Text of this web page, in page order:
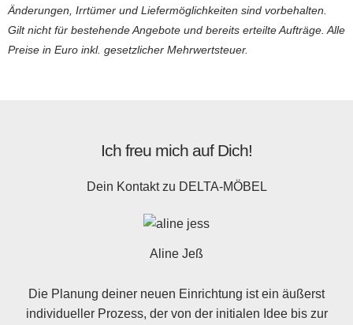
Änderungen, Irrtümer und Liefermöglichkeiten sind vorbehalten.
Gilt nicht für bestehende Angebote und bereits erteilte Aufträge. Alle
Preise in Euro inkl. gesetzlicher Mehrwertsteuer.
Ich freu mich auf Dich!
Dein Kontakt zu DELTA-MÖBEL
Aline Jeß
Die Planung deiner neuen Einrichtung ist ein äußerst
individueller Prozess, der von der initialen Idee bis zur